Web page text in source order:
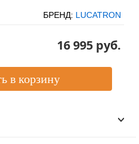
БРЕНД: LUCATRON
16 995 pуб.